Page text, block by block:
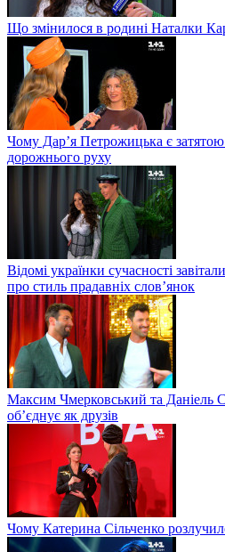
Що змінилося в родині Наталки
Чому Дар’я Петрожицька є
дорожнього руху
Відомі українки сучасності
про стиль прадавніх слов’янок
Максим Чмерковський та Даніель
об’єднує як друзів
Чому Катерина Сільченко